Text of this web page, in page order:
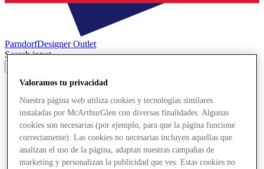
ParndorfDesigner Outlet
Search input
Valoramos tu privacidad
Nuestra página web utiliza cookies y tecnologías similares
instaladas por McArthurGlen con diversas finalidades. Algunas
cookies son necesarias (por ejemplo, para que la página funcione
correctamente). Las cookies no necesarias incluyen aquellas que
analizan el uso de la página, adaptan nuestras campañas de
marketing y personalizan la publicidad que ves. Estas cookies no